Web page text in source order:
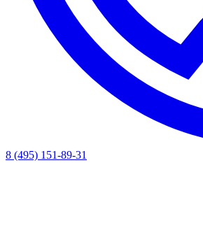
8 (495) 151-89-31